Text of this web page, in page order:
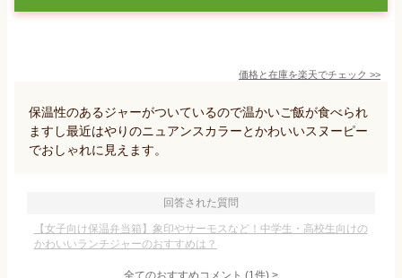
価格と在庫を楽天でチェック >>
保温性のあるジャーがついているので温かいご飯が食べられ
ますし最近はやりのニュアンスカラーとかわいいスヌーピー
でおしゃれに見えます。
回答された質問
【女子向け保温弁当箱】象印やサーモスなど！中学生・高校生向けの
かわいいランチジャーのおすすめは？
全てのおすすめコメント (1件) >